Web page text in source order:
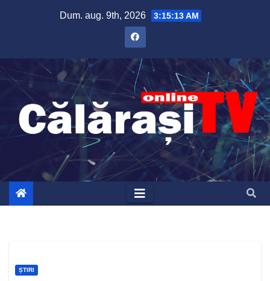
Dum. aug. 9th, 2026 3:15:14 AM
ȘTIRI